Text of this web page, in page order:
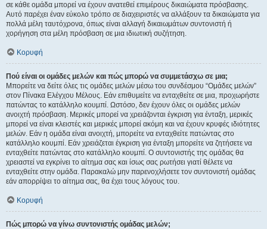
σε κάθε ομάδα μπορεί να έχουν ανατεθεί επιμέρους δικαιώματα πρόσβασης.
Αυτό παρέχει έναν εύκολο τρόπο σε διαχειριστές να αλλάξουν τα δικαιώματα για
πολλά μέλη ταυτόχρονα, όπως είναι αλλαγή δικαιωμάτων συντονιστή ή
χορήγηση στα μέλη πρόσβαση σε μια ιδιωτική συζήτηση.
Κορυφή
Πού είναι οι ομάδες μελών και πώς μπορώ να συμμετάσχω σε μια;
Μπορείτε να δείτε όλες τις ομάδες μελών μέσω του συνδέσμου “Ομάδες μελών”
στον Πίνακα Ελέγχου Μέλους. Εάν επιθυμείτε να ενταχθείτε σε μια, προχωρήστε
πατώντας το κατάλληλο κουμπί. Ωστόσο, δεν έχουν όλες οι ομάδες μελών
ανοιχτή πρόσβαση. Μερικές μπορεί να χρειάζονται έγκριση για ένταξη, μερικές
μπορεί να είναι κλειστές και μερικές μπορεί ακόμη και να έχουν κρυφές ιδιότητες
μελών. Εάν η ομάδα είναι ανοιχτή, μπορείτε να ενταχθείτε πατώντας στο
κατάλληλο κουμπί. Εάν χρειάζεται έγκριση για ένταξη μπορείτε να ζητήσετε να
ενταχθείτε πατώντας στο κατάλληλο κουμπί. Ο συντονιστής της ομάδας θα
χρειαστεί να εγκρίνει το αίτημα σας και ίσως σας ρωτήσει γιατί θέλετε να
ενταχθείτε στην ομάδα. Παρακαλώ μην παρενοχλήσετε τον συντονιστή ομάδας
εάν απορρίψει το αίτημα σας, θα έχει τους λόγους του.
Κορυφή
Πώς μπορώ να γίνω συντονιστής ομάδας μελών;